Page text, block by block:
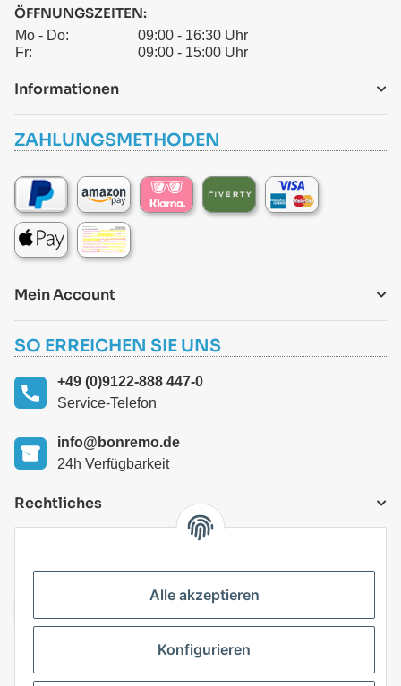
ÖFFNUNGSZEITEN:
Mo - Do:
09:00 - 16:30 Uhr
Fr:
09:00 - 15:00 Uhr
Informationen
ZAHLUNGSMETHODEN
Mein Account
SO ERREICHEN SIE UNS
+49 (0)9122-888 447-0
Service-Telefon
info@bonremo.de
24h Verfügbarkeit
Rechtliches
Alle akzeptieren
Konfigurieren